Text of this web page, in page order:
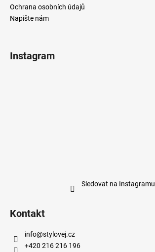
Ochrana osobních údajů
Napište nám
Instagram
Sledovat na Instagramu
Kontakt
info@stylovej.cz
+420 216 216 196